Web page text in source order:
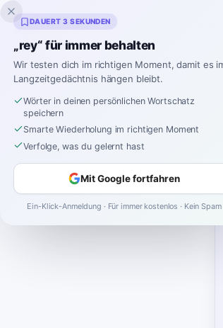
Inklingo Geschichten
DAUERT 3 SEKUNDEN
„rey“ für immer behalten
Wir testen dich im richtigen Moment, damit es
Langzeitgedächtnis hängen bleibt.
Wörter in deinen persönlichen Wortschatz
speichern
Smarte Wiederholung im richtigen Moment
Verfolge, was du gelernt hast
Mit Google fortfahren
Ein-Klick-Anmeldung · Für immer kostenlos · Kein Spam